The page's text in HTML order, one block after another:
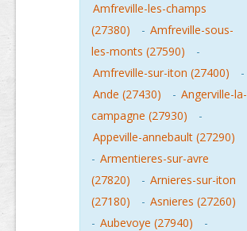
Amfreville-les-champs
(27380)
- Amfreville-sous-
les-monts (27590)
-
Amfreville-sur-iton (27400)
-
Ande (27430)
- Angerville-la-
campagne (27930)
-
Appeville-annebault (27290)
- Armentieres-sur-avre
(27820)
- Arnieres-sur-iton
(27180)
- Asnieres (27260)
- Aubevoye (27940)
-